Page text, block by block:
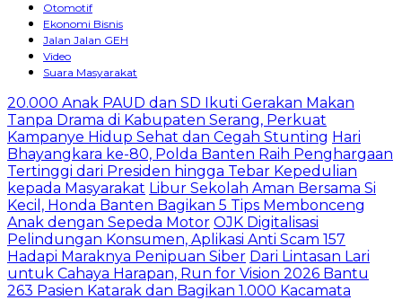
Otomotif
Ekonomi Bisnis
Jalan Jalan GEH
Video
Suara Masyarakat
20.000 Anak PAUD dan SD Ikuti Gerakan Makan
Tanpa Drama di Kabupaten Serang, Perkuat
Kampanye Hidup Sehat dan Cegah Stunting Hari
Bhayangkara ke-80, Polda Banten Raih Penghargaan
Tertinggi dari Presiden hingga Tebar Kepedulian
kepada Masyarakat Libur Sekolah Aman Bersama Si
Kecil, Honda Banten Bagikan 5 Tips Membonceng
Anak dengan Sepeda Motor OJK Digitalisasi
Pelindungan Konsumen, Aplikasi Anti Scam 157
Hadapi Maraknya Penipuan Siber Dari Lintasan Lari
untuk Cahaya Harapan, Run for Vision 2026 Bantu
263 Pasien Katarak dan Bagikan 1.000 Kacamata